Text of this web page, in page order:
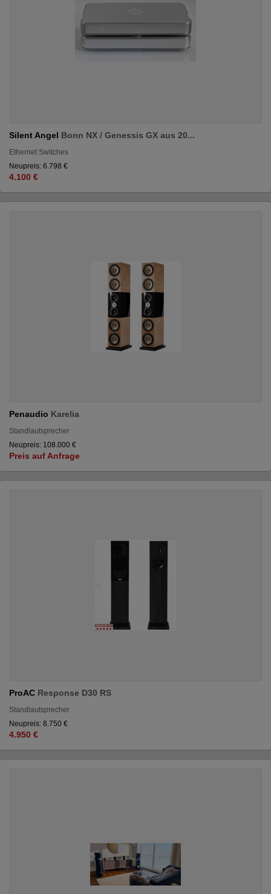
Silent Angel Bonn NX / Genessis GX aus 20...
Ethernet Switches
Neupreis: 6.798 €
4.100 €
Penaudio Karelia
Standlautsprecher
Neupreis: 108.000 €
Preis auf Anfrage
ProAC Response D30 RS
Standlautsprecher
Neupreis: 8.750 €
4.950 €